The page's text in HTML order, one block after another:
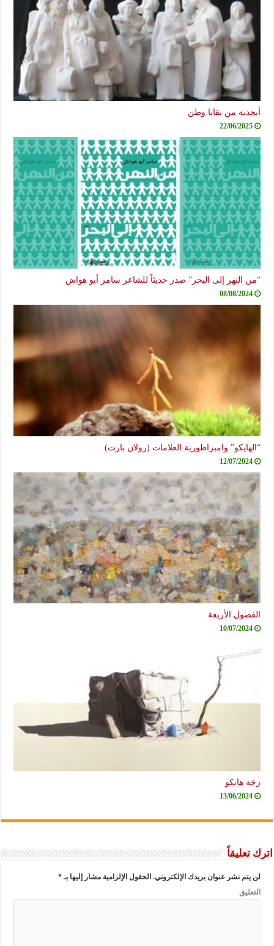
أبجدية من بقايا وطن
22/06/2025
“من النهر إلى البحر” صدر حديثاً للشاعر سامر أبو هواش
08/08/2024
“الهايكو” وامبراطورية العلامات (رولان بارت)
12/07/2024
الفصول الأربعة
10/07/2024
زخة هايكو
13/06/2024
اترك تعليقاً
لن يتم نشر عنوان بريدك الإلكتروني. الحقول الإلزامية مشار إليها بـ*
التعليق